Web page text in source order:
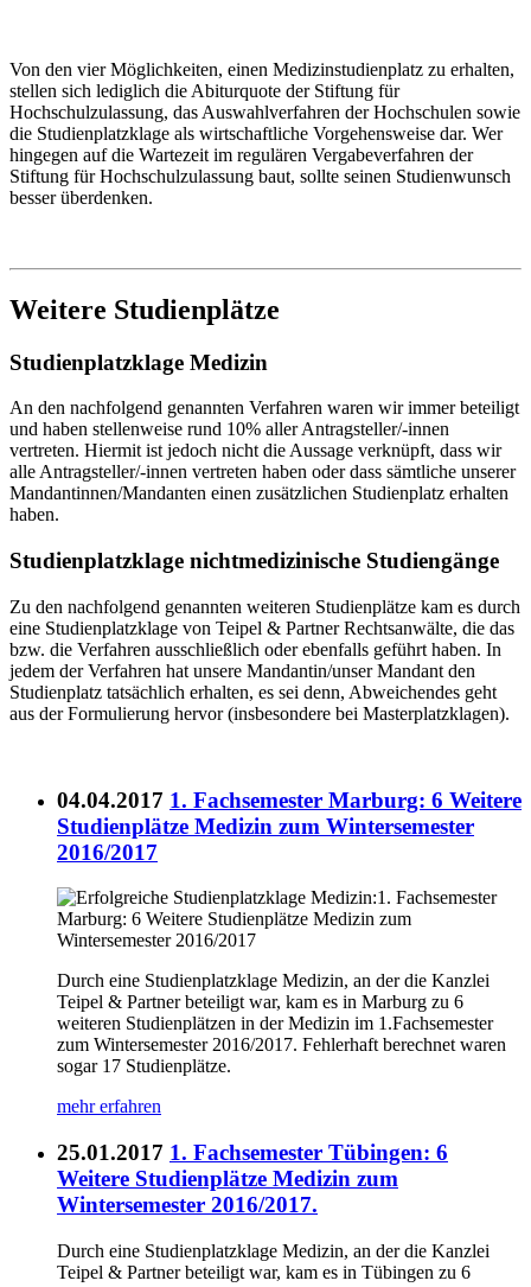
Von den vier Möglichkeiten, einen Medizinstudienplatz zu erhalten,
stellen sich lediglich die Abiturquote der Stiftung für
Hochschulzulassung, das Auswahlverfahren der Hochschulen sowie
die Studienplatzklage als wirtschaftliche Vorgehensweise dar. Wer
hingegen auf die Wartezeit im regulären Vergabeverfahren der
Stiftung für Hochschulzulassung baut, sollte seinen Studienwunsch
besser überdenken.
Weitere Studienplätze
Studienplatzklage Medizin
An den nachfolgend genannten Verfahren waren wir immer beteiligt
und haben stellenweise rund 10% aller Antragsteller/-innen
vertreten. Hiermit ist jedoch nicht die Aussage verknüpft, dass wir
alle Antragsteller/-innen vertreten haben oder dass sämtliche unserer
Mandantinnen/Mandanten einen zusätzlichen Studienplatz erhalten
haben.
Studienplatzklage nichtmedizinische Studiengänge
Zu den nachfolgend genannten weiteren Studienplätze kam es durch
eine Studienplatzklage von Teipel & Partner Rechtsanwälte, die das
bzw. die Verfahren ausschließlich oder ebenfalls geführt haben. In
jedem der Verfahren hat unsere Mandantin/unser Mandant den
Studienplatz tatsächlich erhalten, es sei denn, Abweichendes geht
aus der Formulierung hervor (insbesondere bei Masterplatzklagen).
04.04.2017 1. Fachsemester Marburg: 6 Weitere
Studienplätze Medizin zum Wintersemester
2016/2017
Durch eine Studienplatzklage Medizin, an der die Kanzlei
Teipel & Partner beteiligt war, kam es in Marburg zu 6
weiteren Studienplätzen in der Medizin im 1.Fachsemester
zum Wintersemester 2016/2017. Fehlerhaft berechnet waren
sogar 17 Studienplätze.
mehr erfahren
25.01.2017 1. Fachsemester Tübingen: 6
Weitere Studienplätze Medizin zum
Wintersemester 2016/2017.
Durch eine Studienplatzklage Medizin, an der die Kanzlei
Teipel & Partner beteiligt war, kam es in Tübingen zu 6